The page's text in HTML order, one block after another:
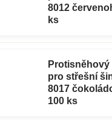
8012
ks
Protisněhový
pro střešní
8017
100 ks